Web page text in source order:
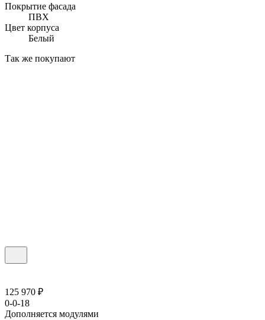
Покрытие фасада
ПВХ
Цвет корпуса
Белый
Так же покупают
125 970 ₽
0-0-18
Дополняется модулями